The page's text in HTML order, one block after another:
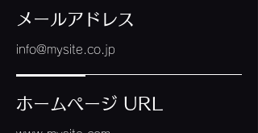
メールアドレス
info@mysite.co.jp
ホームページ URL